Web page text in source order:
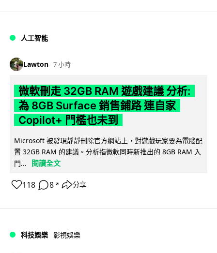
人工智能
Lawton 7 小時
微軟刪走 32GB RAM 遊戲建議 分析:
為 8GB Surface 銷售鋪路 連自家
Copilot+ 門檻也未到
Microsoft 被發現靜靜刪除官方網站上，對遊戲玩家要為電腦配
置 32GB RAM 的建議。分析指微軟同時新推出的 8GB RAM 入
門...
閱讀全文
118 8 ↗ 分享
科技娛樂 影視娛樂